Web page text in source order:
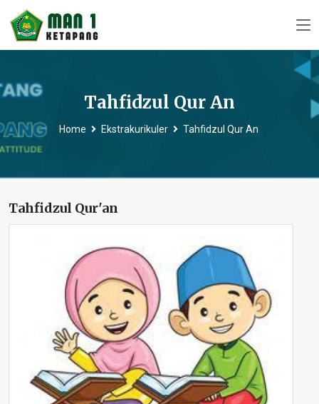
Tahfidzul Qur An
Home Ekstrakurikuler Tahfidzul Qur An
Tahfidzul Qur'an